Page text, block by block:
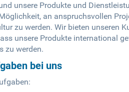
unsere Produkte und
an anspruchsvollen
zu werden. Wir bieten unseren
unsere Produkte international
zu werden.
bei uns